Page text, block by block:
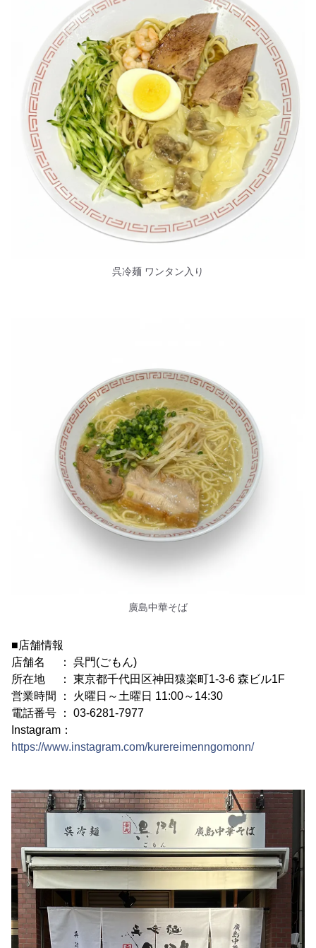
呉冷麺 ワンタン入り
廣島中華そば
■店舗情報
店舗名 ： 呉門(ごもん)
所在地 ： 東京都千代田区神田猿楽町1-3-6 森ビル1F
営業時間 ： 火曜日～土曜日 11:00～14:30
電話番号 ： 03-6281-7977
Instagram：
https://www.instagram.com/kurereimenngomonn/